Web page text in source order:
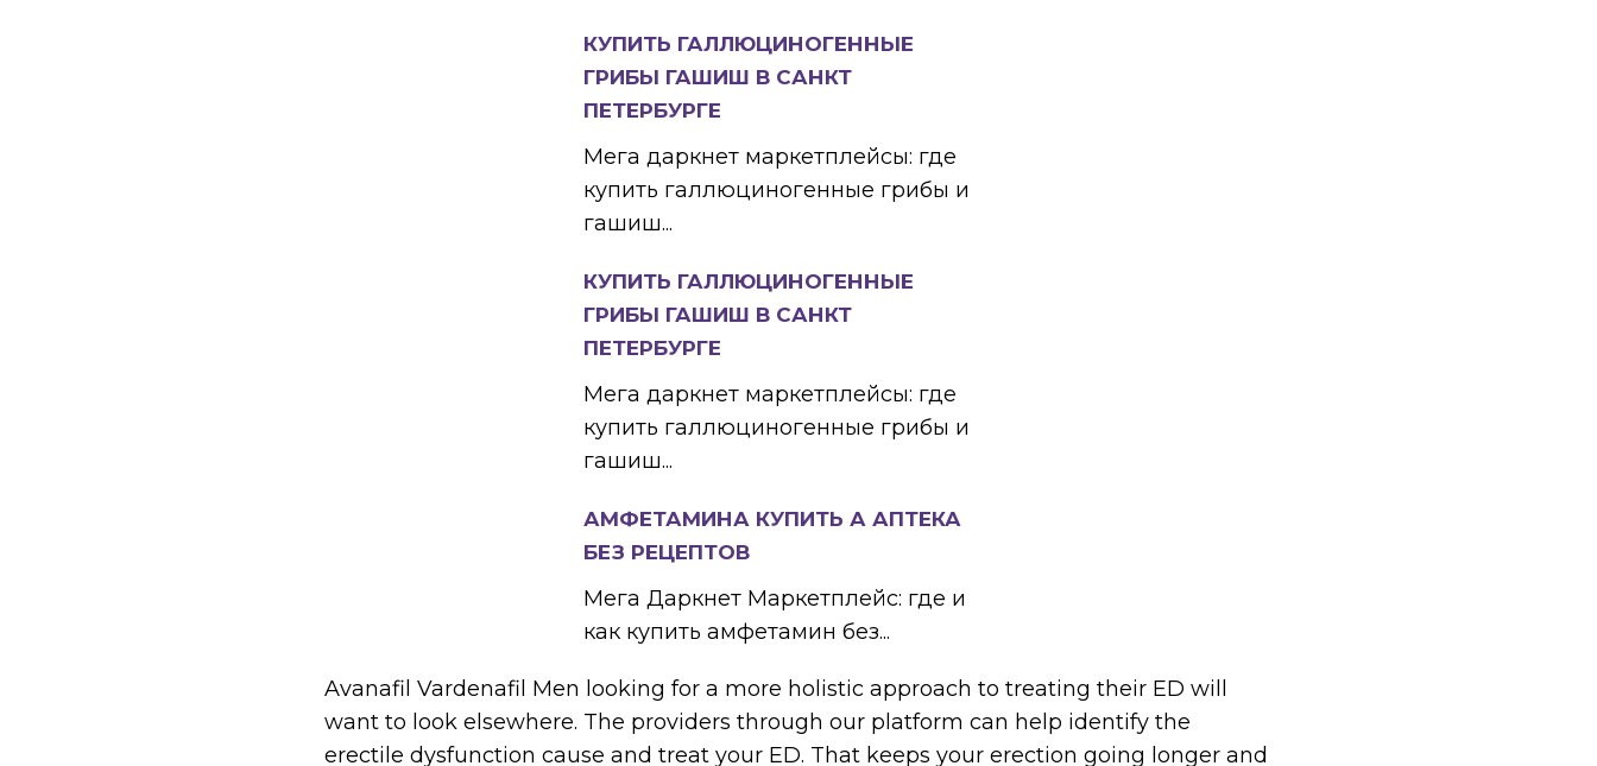
КУПИТЬ ГАЛЛЮЦИНОГЕННЫЕ
ГРИБЫ ГАШИШ В САНКТ
ПЕТЕРБУРГЕ
Мега даркнет маркетплейсы: где
купить галлюциногенные грибы и
гашиш...
КУПИТЬ ГАЛЛЮЦИНОГЕННЫЕ
ГРИБЫ ГАШИШ В САНКТ
ПЕТЕРБУРГЕ
Мега даркнет маркетплейсы: где
купить галлюциногенные грибы и
гашиш...
АМФЕТАМИНА КУПИТЬ А АПТЕКА
БЕЗ РЕЦЕПТОВ
Мега Даркнет Маркетплейс: где и
как купить амфетамин без...
Avanafil Vardenafil Men looking for a more holistic approach to treating their ED will
want to look elsewhere. The providers through our platform can help identify the
erectile dysfunction cause and treat your ED. That keeps your erection going longer and